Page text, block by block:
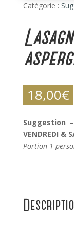
Catégorie :
18,00€
Suggestion
VENDREDI &
Portion 1